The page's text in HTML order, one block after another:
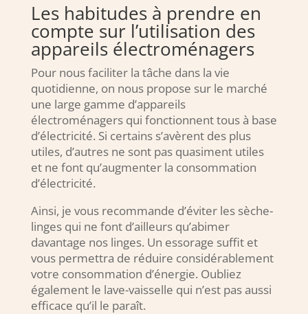
Les habitudes à prendre en
compte sur l’utilisation des
appareils électroménagers
Pour nous faciliter la tâche dans la vie
quotidienne, on nous propose sur le marché
une large gamme d’appareils
électroménagers qui fonctionnent tous à base
d’électricité. Si certains s’avèrent des plus
utiles, d’autres ne sont pas quasiment utiles
et ne font qu’augmenter la consommation
d’électricité.
Ainsi, je vous recommande d’éviter les sèche-
linges qui ne font d’ailleurs qu’abimer
davantage nos linges. Un essorage suffit et
vous permettra de réduire considérablement
votre consommation d’énergie. Oubliez
également le lave-vaisselle qui n’est pas aussi
efficace qu’il le paraît.